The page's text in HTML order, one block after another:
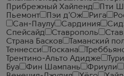
Прибрежный Хайленд
Пти
Пьемонт
Пэи д'Ож Рига
Сан-Паулу
Сардиния
Спейсайд
Ставрополь
Страна Басков
Таманский
Теннесси
Тоскана
Трентино-Альто Адидже
Буа
Фин Шампань Фриули